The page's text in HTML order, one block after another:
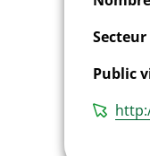
Public